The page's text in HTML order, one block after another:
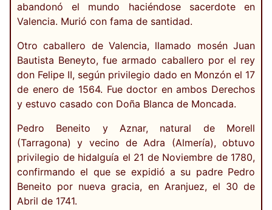
abandonó el mundo haciéndose sacerdote en
Valencia. Murió con fama de santidad.
Otro caballero de Valencia, llamado mosén Juan
Bautista Beneyto, fue armado caballero por el rey
don Felipe II, según privilegio dado en Monzón el 17
de enero de 1564. Fue doctor en ambos Derechos
y estuvo casado con Doña Blanca de Moncada.
Pedro Beneito y Aznar, natural de Morell
(Tarragona) y vecino de Adra (Almería), obtuvo
privilegio de hidalguía el 21 de Noviembre de 1780,
confirmando el que se expidió a su padre Pedro
Beneito por nueva gracia, en Aranjuez, el 30 de
Abril de 1741.